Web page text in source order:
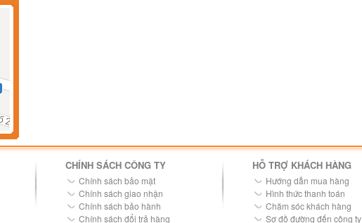
CHÍNH SÁCH CÔNG TY
Chính sách bảo mật
Chính sách giao nhận
Chính sách bảo hành
Chính sách đổi trả hàng
HỖ TRỢ KHÁCH HÀNG
Hướng dẫn mua hàng
Hình thức thanh toán
Chăm sóc khách hàng
Sơ đồ đường đến công ty